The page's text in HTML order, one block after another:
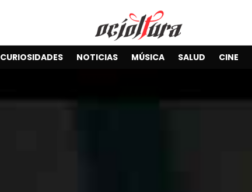
CURIOSIDADES NOTICIAS MÚSICA SALUD CINE